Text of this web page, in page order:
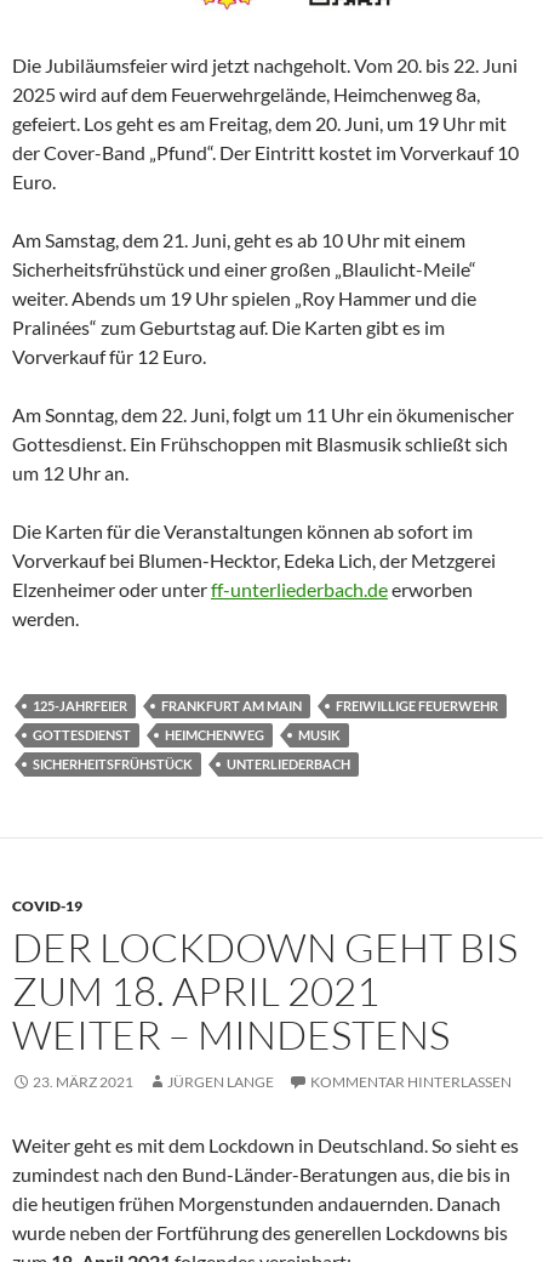
Die Jubiläumsfeier wird jetzt nachgeholt. Vom 20. bis 22. Juni
2025 wird auf dem Feuerwehrgelände, Heimchenweg 8a,
gefeiert. Los geht es am Freitag, dem 20. Juni, um 19 Uhr mit
der Cover-Band „Pfund“. Der Eintritt kostet im Vorverkauf 10
Euro.
Am Samstag, dem 21. Juni, geht es ab 10 Uhr mit einem
Sicherheitsfrühstück und einer großen „Blaulicht-Meile“
weiter. Abends um 19 Uhr spielen „Roy Hammer und die
Pralinées“ zum Geburtstag auf. Die Karten gibt es im
Vorverkauf für 12 Euro.
Am Sonntag, dem 22. Juni, folgt um 11 Uhr ein ökumenischer
Gottesdienst. Ein Frühschoppen mit Blasmusik schließt sich
um 12 Uhr an.
Die Karten für die Veranstaltungen können ab sofort im
Vorverkauf bei Blumen-Hecktor, Edeka Lich, der Metzgerei
Elzenheimer oder unterff-unterliederbach.deerworben
werden.
125-JAHRFEIER FRANKFURT AM MAIN
FREIWILLIGE FEUERWEHR
GOTTESDIENST
HEIMCHENWEG
MUSIK
SICHERHEITSFRÜHSTÜCK
UNTERLIEDERBACH
COVID-19
DER LOCKDOWN GEHT BIS
ZUM 18. APRIL 2021
WEITER – MINDESTENS
23. MÄRZ 2021 JÜRGEN LANGE KOMMENTAR HINTERLASSEN
Weiter geht es mit dem Lockdown in Deutschland. So sieht es
zumindest nach den Bund-Länder-Beratungen aus, die bis in
die heutigen frühen Morgenstunden andauernden. Danach
wurde neben der Fortführung des generellen Lockdowns bis